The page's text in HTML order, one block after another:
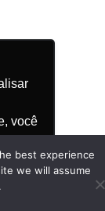
você
best experience
we will assume